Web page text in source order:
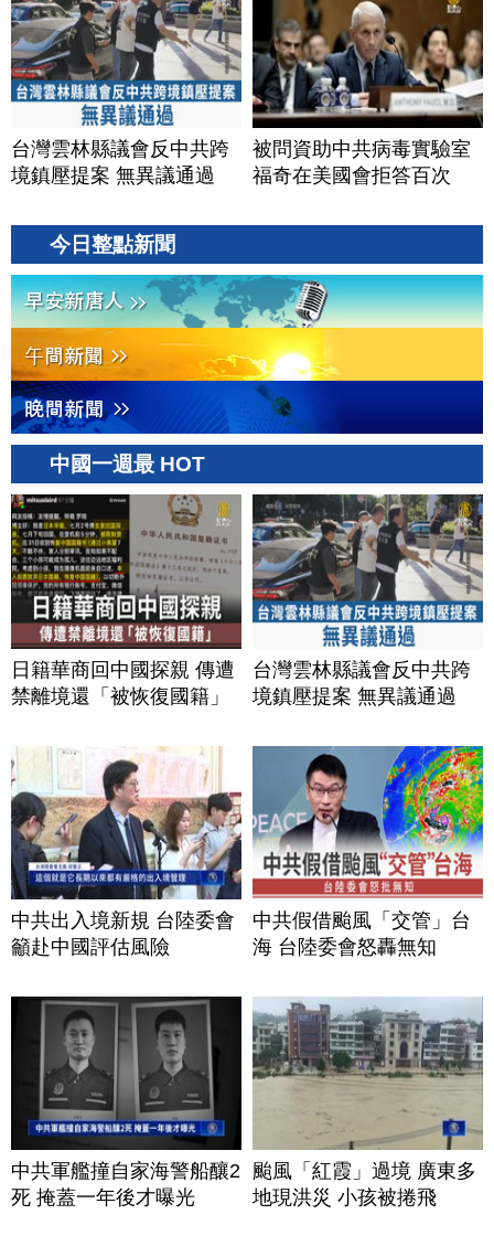
台灣雲林縣議會反中共跨
境鎮壓提案 無異議通過
被問資助中共病毒實驗室
福奇在美國會拒答百次
今日整點新聞
中國一週最 HOT
日籍華商回中國探親 傳遭
禁離境還「被恢復國籍」
台灣雲林縣議會反中共跨
境鎮壓提案 無異議通過
中共出入境新規 台陸委會
籲赴中國評估風險
中共假借颱風「交管」台
海 台陸委會怒轟無知
中共軍艦撞自家海警船釀2
死 掩蓋一年後才曝光
颱風「紅霞」過境 廣東多
地現洪災 小孩被捲飛